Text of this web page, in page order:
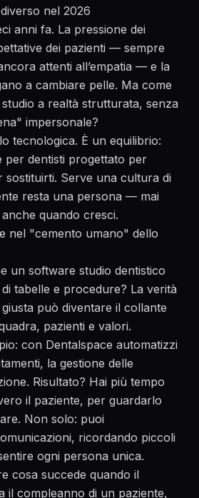
nel 2026
anni fa. La pressione dei
dei pazienti — sempre
attenti all’empatia — e la
a cambiare pelle. Ma come
a realtà strutturata, senza
impersonale?
tecnologica. È un equilibrio:
per dentisti progettato per
sostituirti. Serve una cultura di
resta una persona — mai
quando cresci.
nel "cemento umano" dello
un software studio dentistico
tabelle e procedure? La verità
può diventare il collante
pazienti e valori.
con Dentalspace automatizzi
la gestione delle
Risultato? Hai più tempo
il paziente, per guardarlo
Non solo: puoi
ricordando piccoli
ogni persona unica.
cosa succede quando il
il compleanno di un paziente,